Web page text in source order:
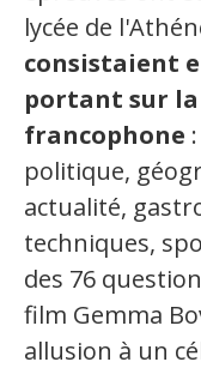
lycée de
consistaient
portant sur
francophone
politique,
actualité,
techniques,
des 76
film Gemma
allusion à un